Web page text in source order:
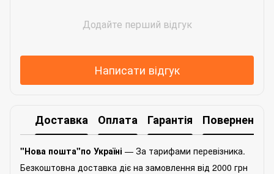
Додайте перший відгук
Написати відгук
Доставка Оплата Гарантія Повернення
"Нова пошта"по Україні — За тарифами перевізника.
Безкоштовна доставка діє на замовлення від 2000 грн